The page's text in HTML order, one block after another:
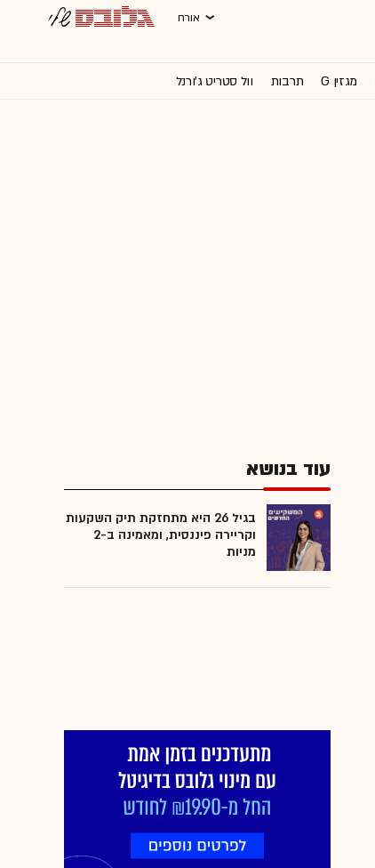
אורח
מגזין G תרבות וול סטריט ג'ורנל
עוד בנושא
בגיל 26 היא מתחזקת תיק השקעות
וקריירה פיננסית, ומאמינה ב-2
מניות